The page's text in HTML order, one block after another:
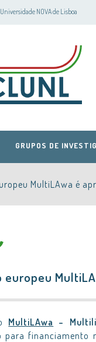
NOVA de Lisboa
GRUPOS DE
MultiLAwa é
europeu
MultiLAwa –
para financiamento